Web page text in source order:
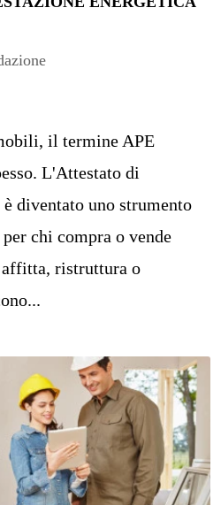
il termine APE
L'Attestato di
diventato uno strumento
chi compra o vende
affitta, ristruttura o